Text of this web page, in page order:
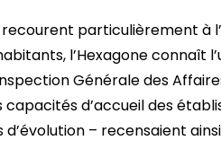
recourent particulièrement à
l’Hexagone connaît
Générale des
d’accueil des
– recensaient